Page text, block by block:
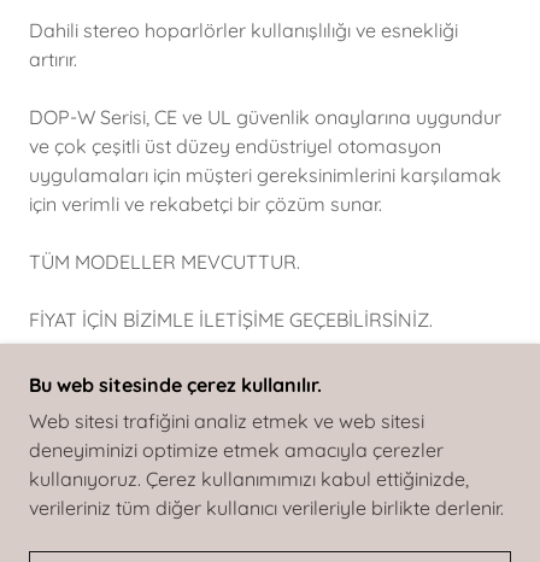
Dahili stereo hoparlörler kullanışlılığı ve esnekliği
artırır.
DOP-W Serisi, CE ve UL güvenlik onaylarına uygundur
ve çok çeşitli üst düzey endüstriyel otomasyon
uygulamaları için müşteri gereksinimlerini karşılamak
için verimli ve rekabetçi bir çözüm sunar.
TÜM MODELLER MEVCUTTUR.
FİYAT İÇİN BİZİMLE İLETİŞİME GEÇEBİLİRSİNİZ.
TELIF HAKKI © 2025 RBT OTOMASYON - TÜM
HAKLARI SAKLIDIR.
Bu web sitesinde çerez kullanılır.
Web sitesi trafiğini analiz etmek ve web sitesi
deneyiminizi optimize etmek amacıyla çerezler
kullanıyoruz. Çerez kullanımımızı kabul ettiğinizde,
verileriniz tüm diğer kullanıcı verileriyle birlikte derlenir.